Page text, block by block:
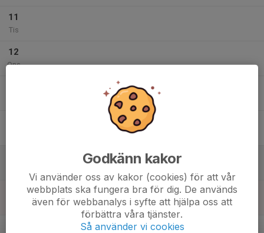
11
Tis
12
Ons
v.34
Godkänn kakor
Vi använder oss av kakor (cookies) för att vår
webbplats ska fungera bra för dig. De används
även för webbanalys i syfte att hjälpa oss att
förbättra våra tjänster.
Så använder vi cookies